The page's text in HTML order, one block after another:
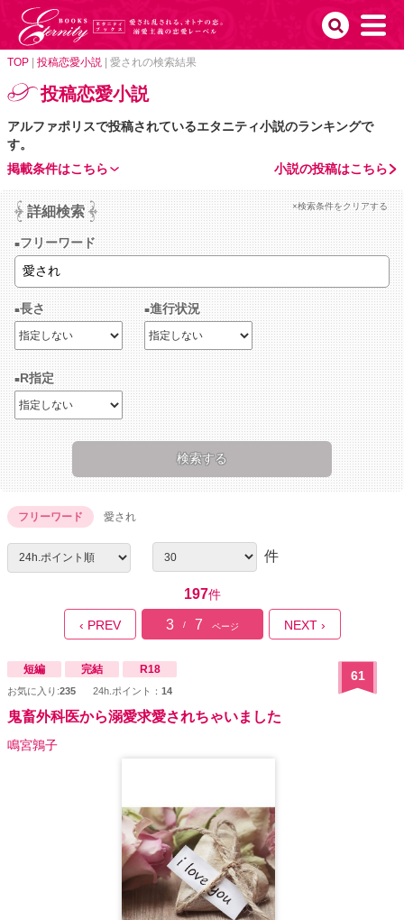
TOP 投稿恋愛小説 愛されの検索結果
投稿恋愛小説
アルファポリスで投稿されているエタニティ小説のランキングで
す。
小説の投稿はこちら
掲載条件はこちら
詳細検索 ×検索条件をクリアする
フリーワード
長さ 進行状況
R指定
フリーワード 愛され
件
197件
‹ PREV 3 / 7 ページ NEXT ›
短編 完結 R18
お気に入り:235 24h.ポイント： 14
61
鬼畜外科医から溺愛求愛されちゃいました
鳴宮鶉子